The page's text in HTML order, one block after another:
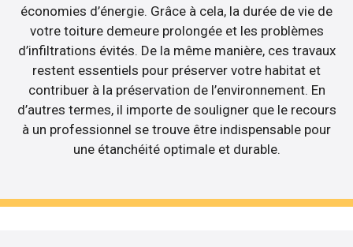
économies d’énergie. Grâce à cela, la durée de vie de
votre toiture demeure prolongée et les problèmes
d’infiltrations évités. De la même manière, ces travaux
restent essentiels pour préserver votre habitat et
contribuer à la préservation de l’environnement. En
d’autres termes, il importe de souligner que le recours
à un professionnel se trouve être indispensable pour
une étanchéité optimale et durable.